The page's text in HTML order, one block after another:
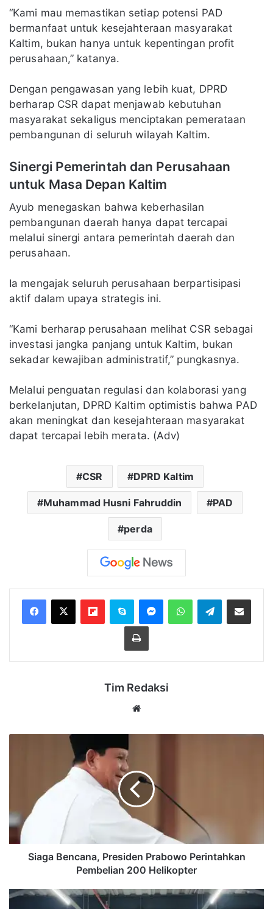
“Kami mau memastikan setiap potensi PAD
bermanfaat untuk kesejahteraan masyarakat
Kaltim, bukan hanya untuk kepentingan profit
perusahaan,” katanya.
Dengan pengawasan yang lebih kuat, DPRD
berharap CSR dapat menjawab kebutuhan
masyarakat sekaligus menciptakan pemerataan
pembangunan di seluruh wilayah Kaltim.
Sinergi Pemerintah dan Perusahaan
untuk Masa Depan Kaltim
Ayub menegaskan bahwa keberhasilan
pembangunan daerah hanya dapat tercapai
melalui sinergi antara pemerintah daerah dan
perusahaan.
Ia mengajak seluruh perusahaan berpartisipasi
aktif dalam upaya strategis ini.
“Kami berharap perusahaan melihat CSR sebagai
investasi jangka panjang untuk Kaltim, bukan
sekadar kewajiban administratif,” pungkasnya.
Melalui penguatan regulasi dan kolaborasi yang
berkelanjutan, DPRD Kaltim optimistis bahwa PAD
akan meningkat dan kesejahteraan masyarakat
dapat tercapai lebih merata. (Adv)
CSR DPRD Kaltim
Muhammad Husni Fahruddin PAD
perda
FlipboardSkype MessengerWhatsAppTelegramBagikan melalui Email
Cetak
Tim Redaksi
Perintahkan
Pembelian
200
Helikopter
Siaga Bencana, Presiden Prabowo Perintahkan
Pembelian 200 Helikopter
Revitalisasi